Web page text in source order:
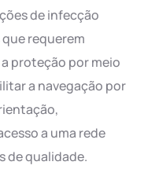
de infecção
requerem
proteção por meio
a navegação por
a uma rede
de qualidade.